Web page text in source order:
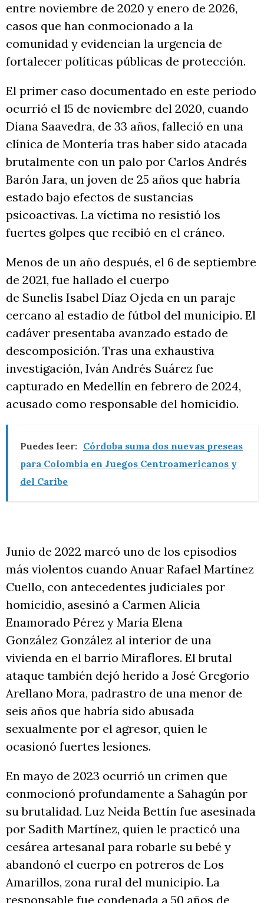
entre noviembre de 2020 y enero de 2026,
casos que han conmocionado a la
comunidad y evidencian la urgencia de
fortalecer políticas públicas de protección.
El primer caso documentado en este periodo
ocurrió el 15 de noviembre del 2020, cuando
Diana Saavedra, de 33 años, falleció en una
clínica de Montería tras haber sido atacada
brutalmente con un palo por Carlos Andrés
Barón Jara, un joven de 25 años que habría
estado bajo efectos de sustancias
psicoactivas. La víctima no resistió los
fuertes golpes que recibió en el cráneo.
Menos de un año después, el 6 de septiembre
de 2021, fue hallado el cuerpo
de Sunelis Isabel Díaz Ojeda en un paraje
cercano al estadio de fútbol del municipio. El
cadáver presentaba avanzado estado de
descomposición. Tras una exhaustiva
investigación, Iván Andrés Suárez fue
capturado en Medellín en febrero de 2024,
acusado como responsable del homicidio.
Puedes leer: Córdoba suma dos nuevas preseas
para Colombia en Juegos Centroamericanos y
del Caribe
Junio de 2022 marcó uno de los episodios
más violentos cuando Anuar Rafael Martínez
Cuello, con antecedentes judiciales por
homicidio, asesinó a Carmen Alicia
Enamorado Pérez y María Elena
González González al interior de una
vivienda en el barrio Miraflores. El brutal
ataque también dejó herido a José Gregorio
Arellano Mora, padrastro de una menor de
seis años que habría sido abusada
sexualmente por el agresor, quien le
ocasionó fuertes lesiones.
En mayo de 2023 ocurrió un crimen que
conmocionó profundamente a Sahagún por
su brutalidad. Luz Neida Bettín fue asesinada
por Sadith Martínez, quien le practicó una
cesárea artesanal para robarle su bebé y
abandonó el cuerpo en potreros de Los
Amarillos, zona rural del municipio. La
responsable fue condenada a 50 años de